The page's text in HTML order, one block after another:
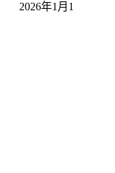
2026年1月1